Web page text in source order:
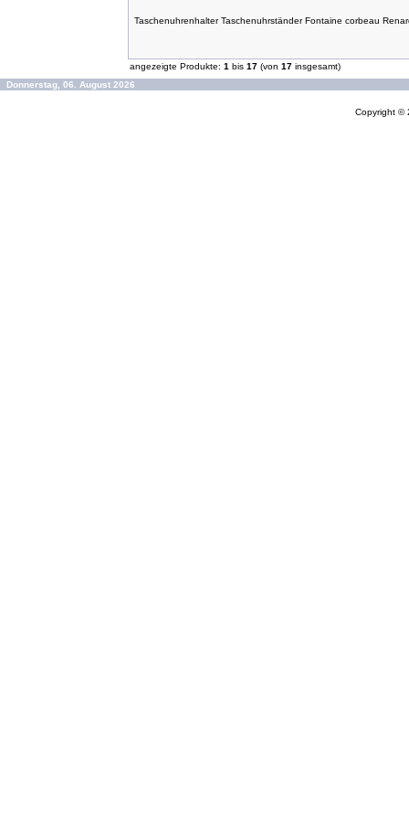
Taschenuhrenhalter Taschenuhrständer Fontaine corbeau
angezeigte Produkte: 1 bis 17 (von 17 insgesamt)
Donnerstag, 06. August 2026
Copyright ©